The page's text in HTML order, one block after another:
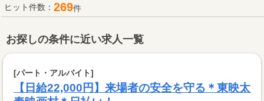
ヒット件数： 269件
お探しの条件に近い求人一覧
[パート・アルバイト]
【日給22,000円】来場者の安全を守る＊東映太